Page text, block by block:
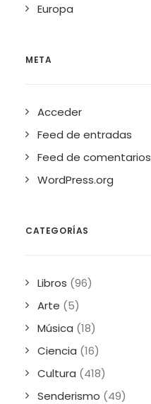
Europa
META
Acceder
Feed de entradas
Feed de comentarios
WordPress.org
CATEGORÍAS
Libros (96)
Arte (5)
Música (18)
Ciencia (16)
Cultura (418)
Senderismo (49)